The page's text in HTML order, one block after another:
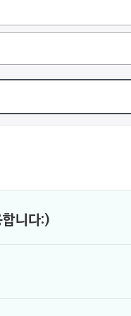
니다:)